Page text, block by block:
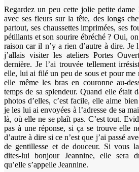
Regardez un peu cette jolie petite dame
avec ses fleurs sur la tête, des longs
partout, ses chaussettes imprimées, ses
pétillants et son sourire ébréché ? Oui,
raison car il n’y a rien d’autre à dire. Je
j’allais visiter les ateliers Portes
dernière. Je l’ai trouvée tellement
elle, lui ai filé un peu de sous et pour me
elle même les bras en couronne au-
temps de sa splendeur. Quand elle était
photos d’elles, c’est facile, elle aime
je les lui ai envoyées à l’adresse de sa
là, où elle ne se plaît pas. C’est tout.
pas à une réponse, si ça se trouve elle
d’autre à dire si ce n’est que j’ai passé
de gentillesse et de douceur. Si vous
dites-lui bonjour Jeannine, elle sera
qu’elle s’appelle Jeannine.